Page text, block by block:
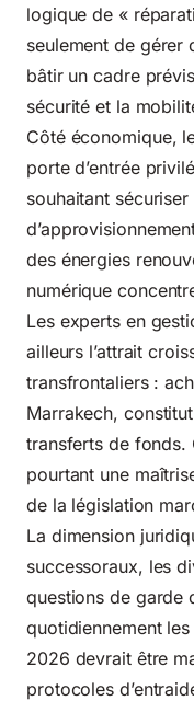
logique de «
seulement de gérer
bâtir un cadre
sécurité et la
Côté économique,
porte d’entrée
souhaitant
des énergies
numérique
Les experts en
ailleurs l’attrait
transfrontaliers :
Marrakech,
transferts de fonds.
pourtant une
de la législation
La dimension
successoraux, les
questions de garde
quotidiennement les
2026 devrait être
protocoles